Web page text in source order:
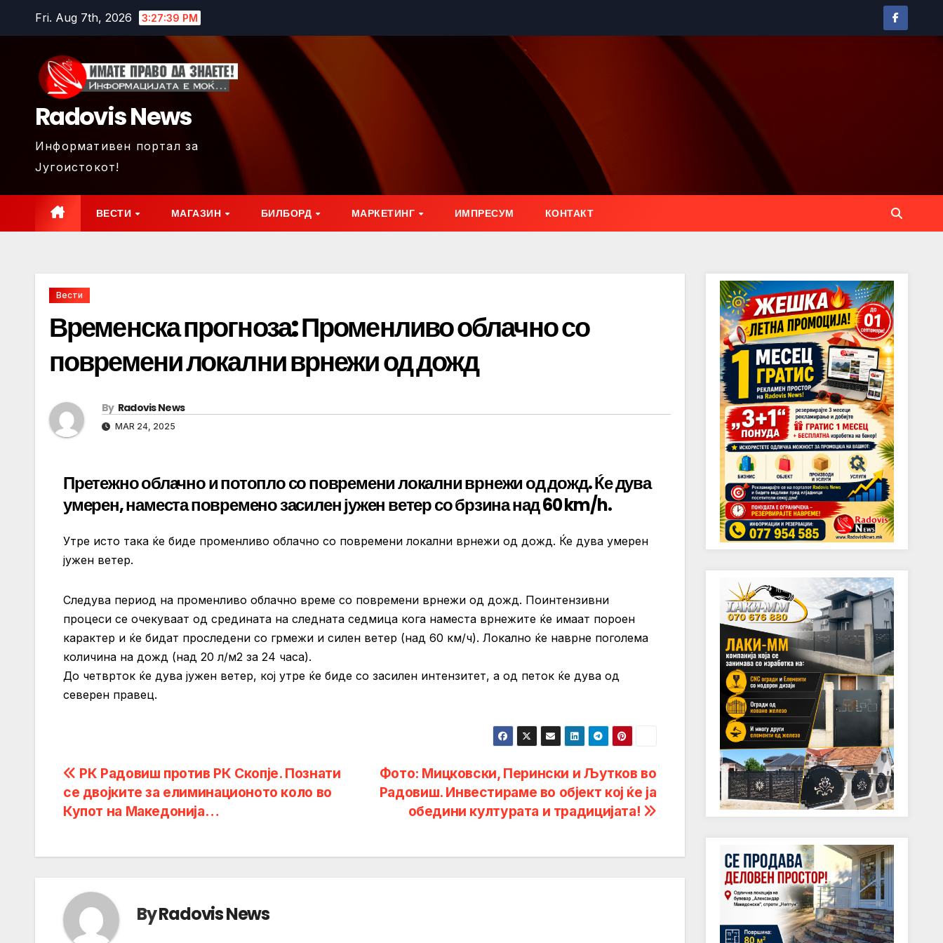
Fri. Aug 7th, 2026 3:27:41 PM
Radovis News
Информативен портал за
Југоистокот!
ВЕСТИ МАГАЗИН БИЛБОРД МАРКЕТИНГ ИМПРЕСУМ КОНТАКТ
Вести
Временска прогноза: Променливо облачно со
повремени локални врнежи од дожд
By Radovis News
MAR 24, 2025
Претежно облачно и потопло со повремени локални врнежи од дожд. Ќе дува
умерен, наместа повремено засилен јужен ветер со брзина над 60 km/h.
Утре исто така ќе биде променливо облачно со повремени локални врнежи од дожд. Ќе дува умерен
јужен ветер.
Следува период на променливо облачно време со повремени врнежи од дожд. Поинтензивни
процеси се очекуваат од средината на следната седмица кога наместа врнежите ќе имаат пороен
карактер и ќе бидат проследени со грмежи и силен ветер (над 60 км/ч). Локално ќе наврне поголема
количина на дожд (над 20 л/м2 за 24 часа).
До четврток ќе дува јужен ветер, кој утре ќе биде со засилен интензитет, а од петок ќе дува од
северен правец.
Post
navigation
Фото: Мицковски, Перински и Љутков во
Радовиш. Инвестираме во објект кој ќе ја
обедини културата и традицијата!
РК Радовиш против РК Скопје. Познати
се двојките за елиминационото коло во
Купот на Македонија…
ByRadovis News